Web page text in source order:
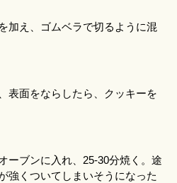
加え、ゴムベラで切るように混
表面をならしたら、クッキーを
ーブンに入れ、25-30分焼く。途
強くついてしまいそうになった